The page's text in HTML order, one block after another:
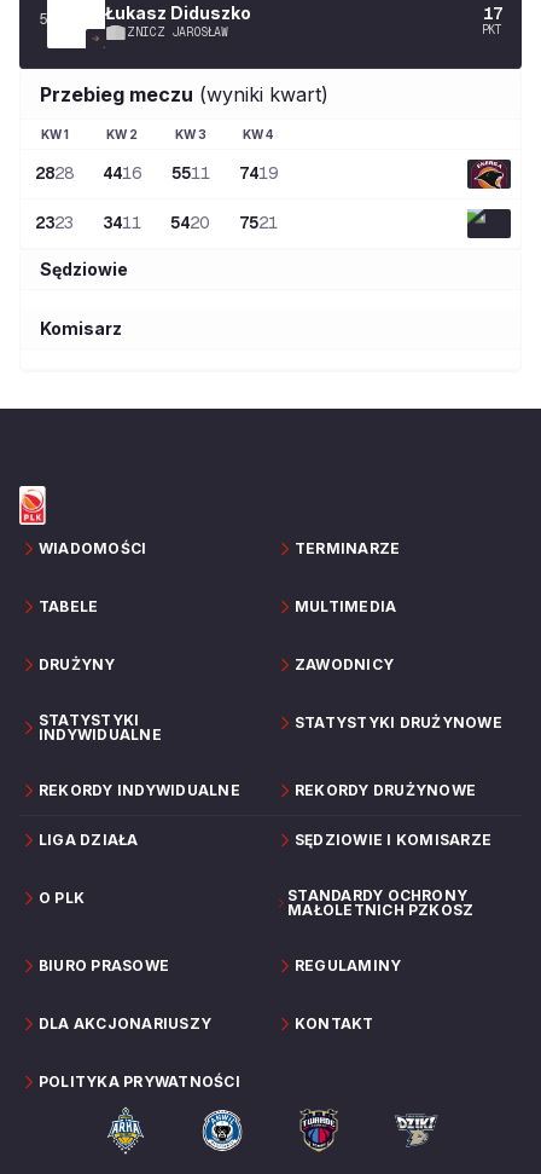
5 Łukasz Diduszko
ZNICZ JAROSŁAW
17
PKT
Przebieg meczu (wyniki kwart)
KW1 KW 2 KW3 KW4
2828 4416 5511 7419
2323 3411 5420 7521
Sędziowie
Komisarz
WIADOMOŚCI TERMINARZE
TABELE MULTIMEDIA
DRUŻYNY ZAWODNICY
STATYSTYKI
INDYWIDUALNE
STATYSTYKI DRUŻYNOWE
REKORDY INDYWIDUALNE REKORDY DRUŻYNOWE
LIGA DZIAŁA SĘDZIOWIE I KOMISARZE
O PLK
STANDARDY OCHRONY
MAŁOLETNICH PZKOSZ
BIURO PRASOWE REGULAMINY
DLA AKCJONARIUSZY KONTAKT
POLITYKA PRYWATNOŚCI